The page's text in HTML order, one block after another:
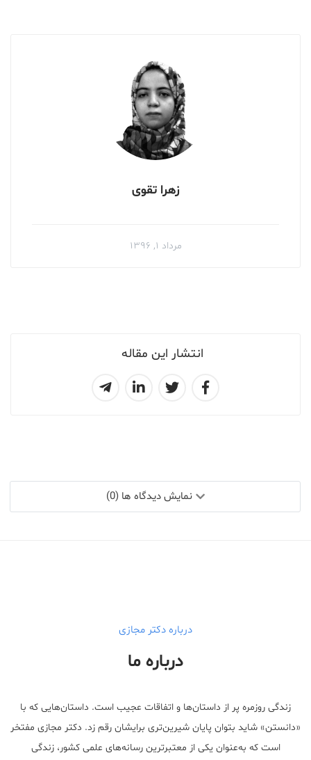
انتشار این مقاله
زهرا تقوی
مرداد ۱, ۱۳۹۶
نمایش دیدگاه ها (0)
درباره دکتر مجازی
درباره ما
زندگی روزمره پر از داستان‌ها و اتفاقات عجیب است. داستان‌هایی که با
«دانستن» شاید بتوان پایان شیرین‌تری برایشان رقم زد. دکتر مجازی مفتخر
است که به‌عنوان یکی از معتبر‌ترین رسانه‌های علمی کشور، زندگی